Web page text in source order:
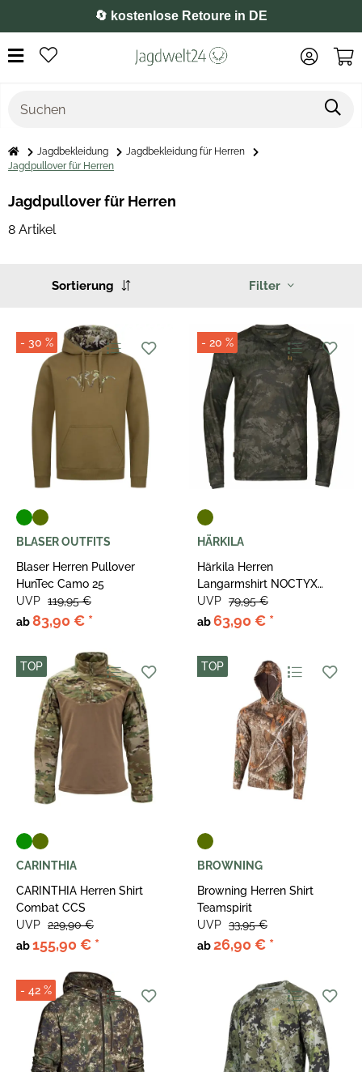
⭐️ 4,8 auf Google
Jagdbekleidung
Jagdbekleidung für Herren
Jagdpullover für Herren
Jagdpullover für Herren
8 Artikel
Filter
Sortierung
- 30 %
BLASER OUTFITS
Blaser Herren Pullover
HunTec Camo 25
ab83,90 € *
UVP 119,95 €
- 20 %
HÄRKILA
Härkila Herren
Langarmshirt NOCTYX
Camo
ab63,90 € *
UVP 79,95 €
TOP
CARINTHIA
CARINTHIA Herren Shirt
Combat CCS
ab155,90 € *
UVP 229,90 €
TOP
BROWNING
Browning Herren Shirt
Teamspirit
ab26,90 € *
UVP 33,95 €
- 42 %